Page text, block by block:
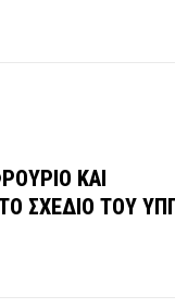
ΚΑΙ
ΣΧΕΔΙΟ ΤΟΥ